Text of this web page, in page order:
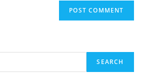
SEARCH